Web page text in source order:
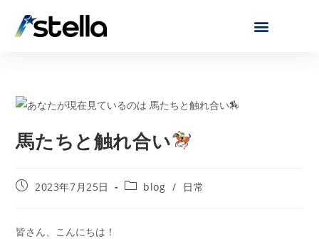
馬たちと触れ合い
2023年7月25日 blog / 日常
皆さん、こんにちは！